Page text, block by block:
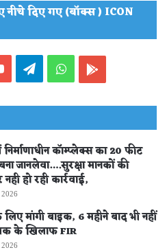
नीचे दिए गए (बॉक्स ) ICON
YouTubeTelegramWhatsApp
निर्माणाधीन कॉम्प्लेक्स का 20 फीट
जानलेवा….सुरक्षा मानकों की
हो रही कार्रवाई,
मांगी बाइक, 6 महीने बाद भी नहीं
के खिलाफ FIR